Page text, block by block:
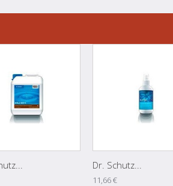
Dr. Schutz...
11,66 €